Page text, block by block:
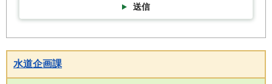
送信
水道企画課